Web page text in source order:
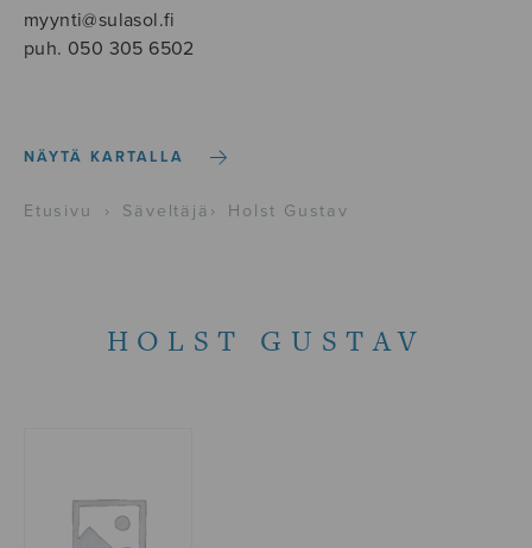
myynti@sulasol.fi
puh. 050 305 6502
NÄYTÄ KARTALLA
Etusivu › Säveltäjä › Holst Gustav
HOLST GUSTAV